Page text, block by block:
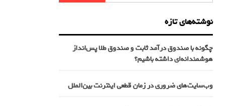
نوشته‌های تازه
چگونه با صندوق درآمد ثابت و صندوق طلا پس‌انداز
هوشمندانه‌ای داشته باشیم؟
وب‌سایت‌های ضروری در زمان قطعی اینترنت بین‌الملل